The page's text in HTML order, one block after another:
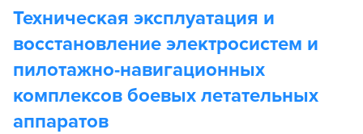
Техническая эксплуатация и
восстановление электросистем и
пилотажно-навигационных
комплексов боевых летательных
аппаратов